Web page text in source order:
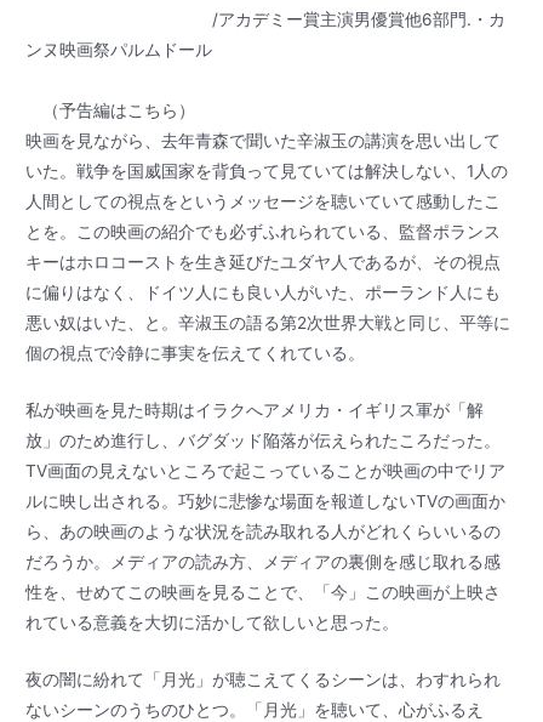
/アカデミー賞主演男優賞他6部門.・カ
ンヌ映画祭パルムドール
（予告編はこちら）
映画を見ながら、去年青森で聞いた辛淑玉の講演を思い出して
いた。戦争を国威国家を背負って見ていては解決しない、1人の
人間としての視点をというメッセージを聴いていて感動したこ
とを。この映画の紹介でも必ずふれられている、監督ポランス
キーはホロコーストを生き延びたユダヤ人であるが、その視点
に偏りはなく、ドイツ人にも良い人がいた、ポーランド人にも
悪い奴はいた、と。辛淑玉の語る第2次世界大戦と同じ、平等に
個の視点で冷静に事実を伝えてくれている。
私が映画を見た時期はイラクへアメリカ・イギリス軍が「解
放」のため進行し、バグダッド陥落が伝えられたころだった。
TV画面の見えないところで起こっていることが映画の中でリア
ルに映し出される。巧妙に悲惨な場面を報道しないTVの画面か
ら、あの映画のような状況を読み取れる人がどれくらいいるの
だろうか。メディアの読み方、メディアの裏側を感じ取れる感
性を、せめてこの映画を見ることで、「今」この映画が上映さ
れている意義を大切に活かして欲しいと思った。
夜の闇に紛れて「月光」が聴こえてくるシーンは、わすれられ
ないシーンのうちのひとつ。「月光」を聴いて、心がふるえ